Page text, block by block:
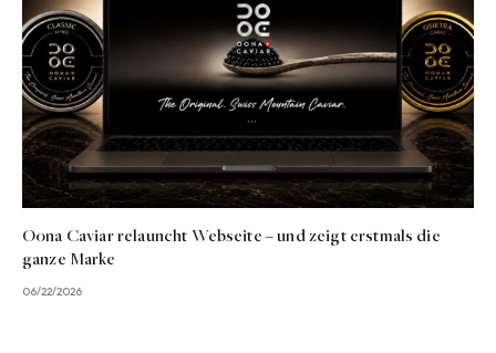
Oona Caviar relauncht Webseite – und zeigt erstmals die
ganze Marke
06/22/2026